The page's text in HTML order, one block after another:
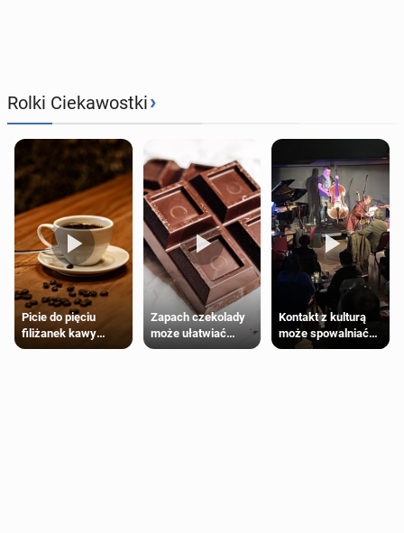
Rolki Ciekawostki›
Picie do pięciu
filiżanek kawy
dziennie jest
Zapach czekolady
może ułatwiać
trening siłowy
Kontakt z kulturą
może spowalniać
starzenie